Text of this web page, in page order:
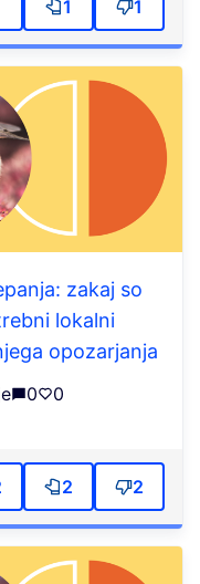
1 1
zakaj so
lokalni
opozarjanja
0 0
2 2